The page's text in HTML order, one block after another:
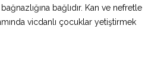
bağlıdır. Kan ve nefretle
vicdanlı çocuklar yetiştirmek